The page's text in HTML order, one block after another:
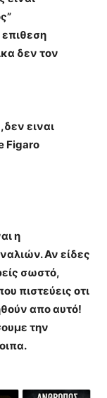
επιθεση
δεν τον
ειναι
Figaro
η
Αν είδες
σωστό,
πιστεύεις οτι
απο αυτό!
την